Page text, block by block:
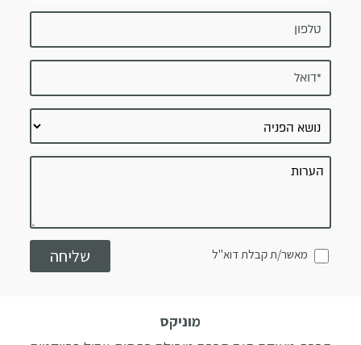
מאשר/ת קבלת דוא"ל
מוניקס